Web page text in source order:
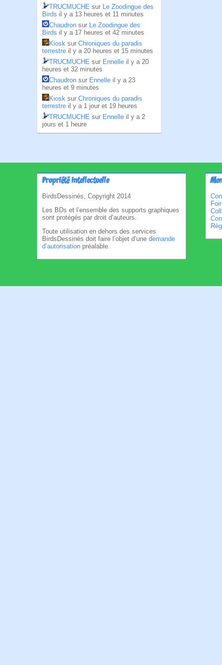
TRUCMUCHE sur Le Zoodingue des
Birds il y a 13 heures et 11 minutes
Chaudron sur Le Zoodingue des
Birds il y a 17 heures et 42 minutes
Kiosk sur Chroniques du paradis
terrestre il y a 20 heures et 15 minutes
TRUCMUCHE sur Ennelle il y a 20
heures et 32 minutes
Chaudron sur Ennelle il y a 23
heures et 9 minutes
Kiosk sur Chroniques du paradis
terrestre il y a 1 jour et 19 heures
TRUCMUCHE sur Ennelle il y a 2
jours et 1 heure
Propriété intellectuelle
BirdsDessinés, Copyright 2014
Les BDs et l’ensemble des supports graphiques
sont protégés par droit d’auteurs.
Toute utilisation en dehors des services
BirdsDessinés doit faire l’objet d’une demande
d’autorisation préalable.